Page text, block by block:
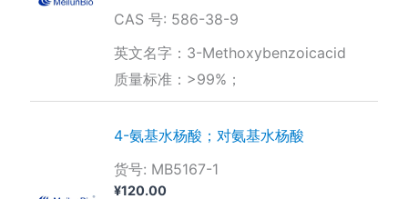
CAS 号: 586-38-9
英文名字：3-Methoxybenzoicacid
质量标准：>99%；
4-氨基水杨酸；对氨基水杨酸
货号: MB5167-1
¥120.00